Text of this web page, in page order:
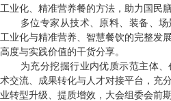
工业化、精准营养餐的方法，助力国民
多位专家从技术、原料、装备、
工业化与精准营养、智慧餐饮的完整发
高度与实践价值的干货分享。
为充分挖掘行业内优质示范主体
术交流、成果转化与人才对接平台，充
业转型升级、提质增效，大会组委会前